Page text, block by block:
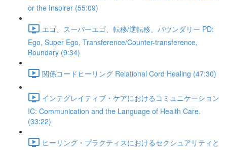
or the Inspirer (55:09)
エゴ、スーパーエゴ、転移/逆転移、バウンダリー PD:
Ego, Super Ego, Transference/Counter-transference,
Boundary (9:34)
関係コードヒーリング Relational Cord Healing (47:30)
インテグレイティブ・ケアにおけるコミュニケーション
IC: Communication and the Language of Health Care.
(33:22)
ヒーリング・プラクティスにおけるセクシュアリティと